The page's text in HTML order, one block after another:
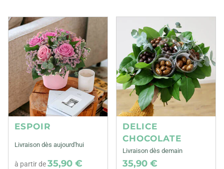
ESPOIR
Livraison dès aujourd'hui
à partir de35,90 €
DELICE
CHOCOLATE
Livraison dès demain
35,90 €